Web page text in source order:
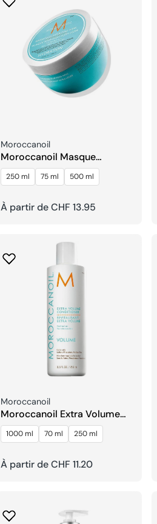
Fournisseur:
Moroccanoil
Moroccanoil Masque
Hydratant Ultra-Léger
250 ml 75 ml 500 ml
Prix
À partir de CHF 13.95
Fournisseur:
Moroccanoil
Moroccanoil Extra Volume
Après-shampoing
1000 ml 70 ml 250 ml
Prix
À partir de CHF 11.20